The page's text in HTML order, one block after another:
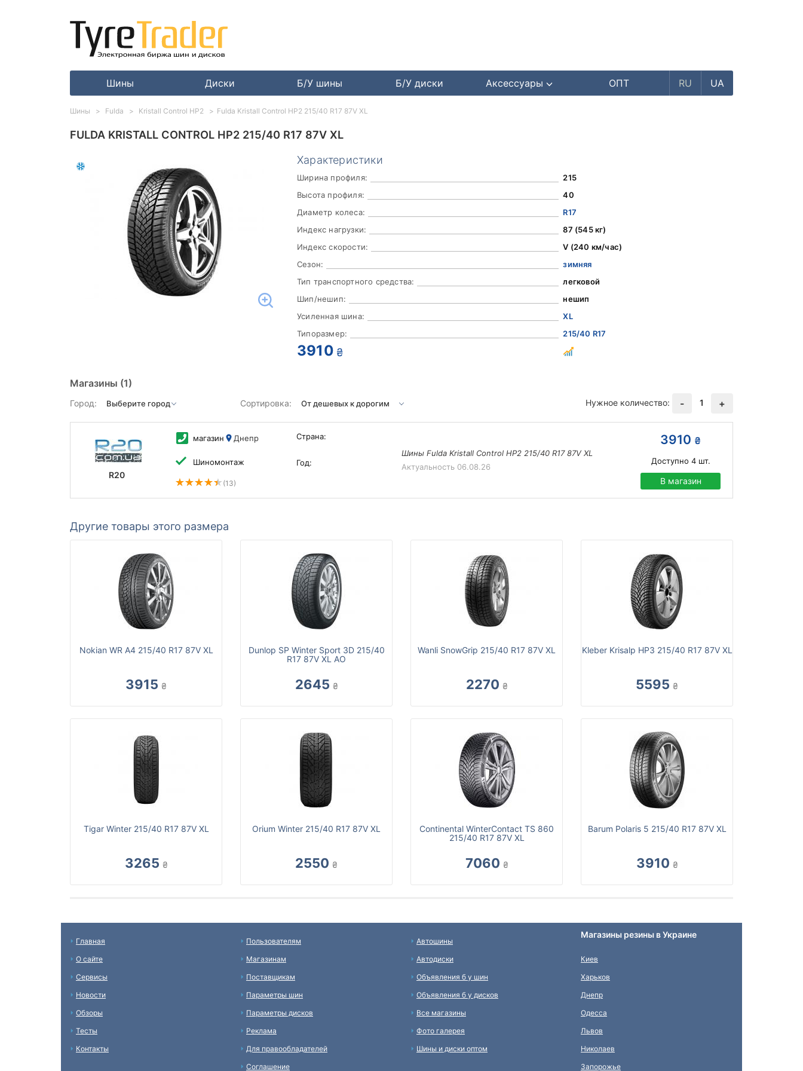
Шины Диски Б/У шины Б/У диски Аксессуары ОПТ RU UA
FULDA KRISTALL CONTROL HP2 215/40 R17 87V XL
Характеристики
Ширина профиля:
215
Высота профиля:
40
Диаметр колеса:
R17
Индекс нагрузки:
87 (545 кг)
Индекс скорости:
V (240 км/час)
Сезон:
зимняя
Тип транспортного средства:
легковой
Шип/нешип:
нешип
Усиленная шина:
XL
Типоразмер:
215/40 R17
3910 ₴
Магазины (1)
Город: Сортировка: Нужное количество: - 1 +
R20
магазин Днепр
Шиномонтаж
(13)
Страна:
Год:
Шины Fulda Kristall Control HP2 215/40 R17 87V XL
Актуальность 06.08.26
3910 ₴
Доступно 4шт.
В магазин
Другие товары этого размера
Nokian WR A4 215/40 R17 87V XL
3915 ₴
Dunlop SP Winter Sport 3D 215/40
R17 87V XL AO
2645 ₴
Wanli SnowGrip 215/40 R17 87V XL
2270 ₴
Kleber Krisalp HP3 215/40 R17 87V XL
5595 ₴
Tigar Winter 215/40 R17 87V XL
3265 ₴
Orium Winter 215/40 R17 87V XL
2550 ₴
Continental WinterContact TS 860
215/40 R17 87V XL
7060 ₴
Barum Polaris 5 215/40 R17 87V XL
3910 ₴
Шины Fulda Kristall Control HP2 Fulda Kristall Control HP2 215/40 R17 87V XL
Главная
О сайте
Сервисы
Новости
Обзоры
Тесты
Контакты
Пользователям
Магазинам
Поставщикам
Параметры шин
Параметры дисков
Реклама
Для правообладателей
Соглашение
Автошины
Автодиски
Объявления б у шин
Объявления б у дисков
Все магазины
Фото галерея
Шины и диски оптом
Магазины резины в Украине
Киев
Харьков
Днепр
Одесса
Львов
Николаев
Запорожье